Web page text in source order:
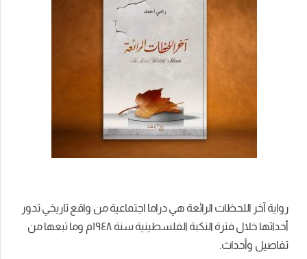
رواية آخر اللحظات الرائعة هي دراما اجتماعية من واقع تاريخي تدور
أحداثها خلال فترة النكبة الفلسطينية سنة ١٩٤٨م وما تبعها من
تفاصيل وأحداث.